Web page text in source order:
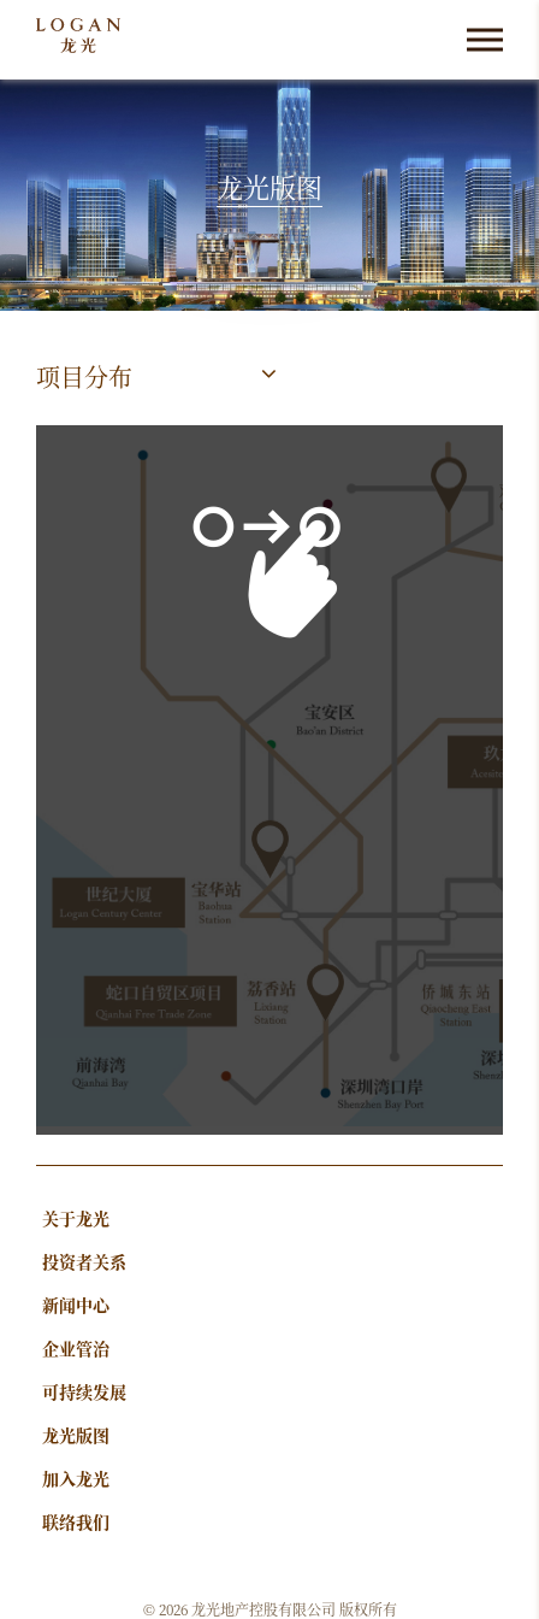
龙光版图
项目分布
关于龙光
投资者关系
新闻中心
企业管治
可持续发展
龙光版图
加入龙光
联络我们
©2026 龙光地产控股有限公司 版权所有